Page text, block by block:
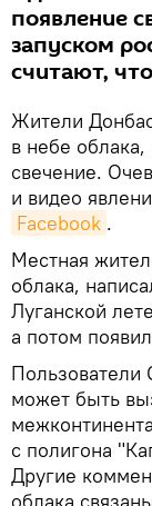
появление
запуском
считают,
Жители
в небе
свечение.
и видео
Facebook .
Местная
облака,
Луганской
а потом
Пользователи
может быть
с полигона
Другие